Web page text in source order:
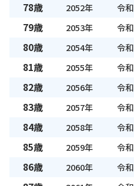
78歳 2052年 令和
79歳 2053年 令和
80歳 2054年 令和
81歳 2055年 令和
82歳 2056年 令和
83歳 2057年 令和
84歳 2058年 令和
85歳 2059年 令和
86歳 2060年 令和